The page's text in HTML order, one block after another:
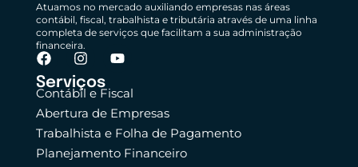
Atuamos no mercado auxiliando empresas nas áreas
contábil, fiscal, trabalhista e tributária através de uma linha
completa de serviços que facilitam a sua administração
financeira.
Serviços
Contábil e Fiscal
Abertura de Empresas
Trabalhista e Folha de Pagamento
Planejamento Financeiro